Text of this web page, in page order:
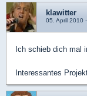
klawitter
05. April 2010
Ich schieb dich mal
Interessantes